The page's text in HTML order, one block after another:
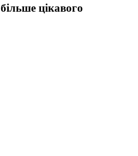
цікавого